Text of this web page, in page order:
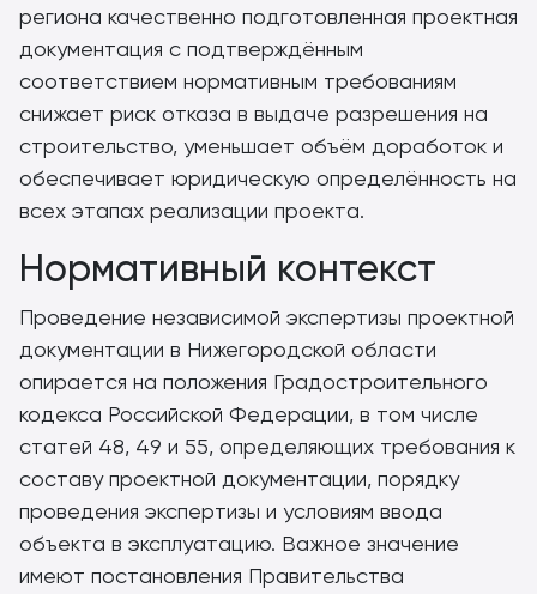
региона качественно подготовленная проектная
документация с подтверждённым
соответствием нормативным требованиям
снижает риск отказа в выдаче разрешения на
строительство, уменьшает объём доработок и
обеспечивает юридическую определённость на
всех этапах реализации проекта.
Нормативный контекст
Проведение независимой экспертизы проектной
документации в Нижегородской области
опирается на положения Градостроительного
кодекса Российской Федерации, в том числе
статей 48, 49 и 55, определяющих требования к
составу проектной документации, порядку
проведения экспертизы и условиям ввода
объекта в эксплуатацию. Важное значение
имеют постановления Правительства